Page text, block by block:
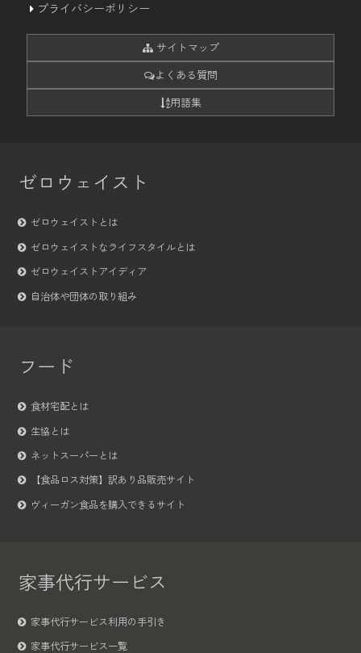
プライバシーポリシー
サイトマップ
よくある質問
用語集
ゼロウェイスト
ゼロウェイストとは
ゼロウェイストなライフスタイルとは
ゼロウェイストアイディア
自治体や団体の取り組み
フード
食材宅配とは
生協とは
ネットスーパーとは
【食品ロス対策】訳あり品販売サイト
ヴィーガン食品を購入できるサイト
家事代行サービス
家事代行サービス利用の手引き
家事代行サービス一覧